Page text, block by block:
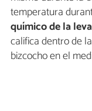
temperatura
químico de la
califica dentro de
bizcocho en el